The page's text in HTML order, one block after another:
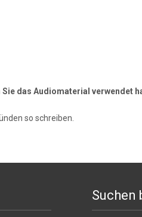
das Audiomaterial verwendet
so schreiben.
Suchen